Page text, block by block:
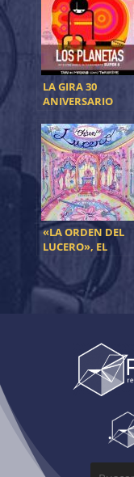
LA GIRA 30
ANIVERSARIO
POR TOMAVISTAS
«LA ORDEN DEL
LUCERO», EL
SORPRENDENTE
EP DE YANA
ZAFIRO